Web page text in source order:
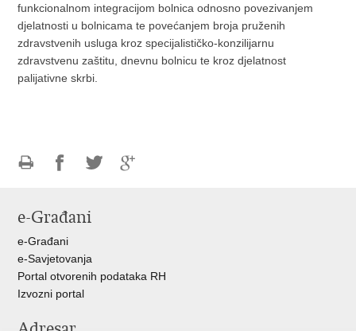
funkcionalnom integracijom bolnica odnosno povezivanjem
djelatnosti u bolnicama te povećanjem broja pruženih
zdravstvenih usluga kroz specijalističko-konzilijarnu
zdravstvenu zaštitu, dnevnu bolnicu te kroz djelatnost
palijativne skrbi.
FacebookuTwitteru
e-Građani
e-Građani
e-Savjetovanja
Portal otvorenih podataka RH
Izvozni portal